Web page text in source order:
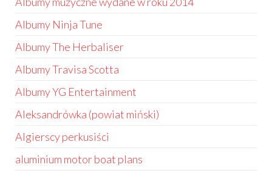
Albumy Ninja Tune
Albumy The Herbaliser
Albumy Travisa Scotta
Albumy YG Entertainment
Aleksandrówka (powiat miński)
Algierscy perkusiści
aluminium motor boat plans